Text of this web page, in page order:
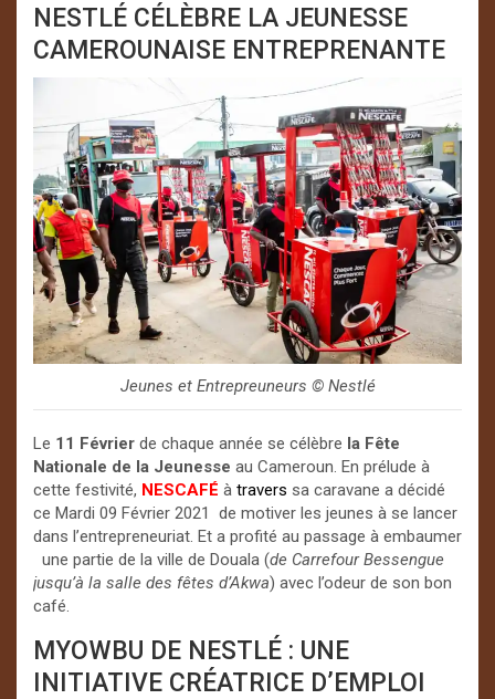
NESTLÉ CÉLÈBRE LA JEUNESSE
CAMEROUNAISE ENTREPRENANTE
Jeunes et Entrepreuneurs ©️ Nestlé
Le 11 Février de chaque année se célèbre la Fête
Nationale de la Jeunesse au Cameroun. En prélude à
cette festivité, NESCAFÉ à travers sa caravane a décidé
ce Mardi 09 Février 2021 de motiver les jeunes à se lancer
dans l’entrepreneuriat. Et a profité au passage à embaumer
une partie de la ville de Douala (de Carrefour Bessengue
jusqu’à la salle des fêtes d’Akwa) avec l’odeur de son bon
café.
MYOWBU DE NESTLÉ : UNE
INITIATIVE CRÉATRICE D’EMPLOI